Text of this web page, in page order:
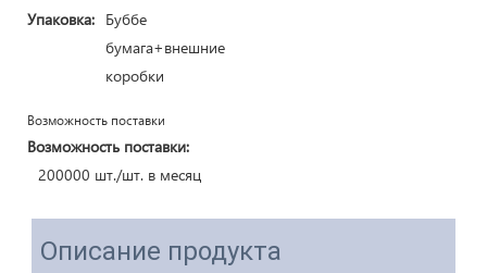
Упаковка: Буббе
бумага+внешние
коробки
Возможность поставки
Возможность поставки:
200000 шт./шт. в месяц
Описание продукта